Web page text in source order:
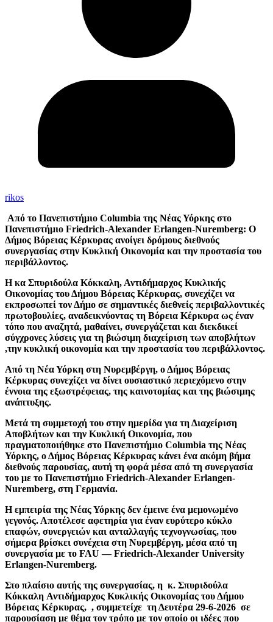
rikos
Από το Πανεπιστήμιο Columbia της Νέας Υόρκης στο
Πανεπιστήμιο Friedrich-Alexander Erlangen-Nuremberg: Ο
Δήμος Βόρειας Κέρκυρας ανοίγει δρόμους διεθνούς
συνεργασίας στην Κυκλική Οικονομία και την προστασία του
περιβάλλοντος.
Η κα Σπυριδούλα Κόκκαλη, Αντιδήμαρχος Κυκλικής
Οικονομίας του Δήμου Βόρειας Κέρκυρας, συνεχίζει να
εκπροσωπεί τον Δήμο σε σημαντικές διεθνείς περιβαλλοντικές
πρωτοβουλίες, αναδεικνύοντας τη Βόρεια Κέρκυρα ως έναν
τόπο που αναζητά, μαθαίνει, συνεργάζεται και διεκδικεί
σύγχρονες λύσεις για τη βιώσιμη διαχείριση των αποβλήτων
,την κυκλική οικονομία και την προστασία του περιβάλλοντος.
Από τη Νέα Υόρκη στη Νυρεμβέργη, ο Δήμος Βόρειας
Κέρκυρας συνεχίζει να δίνει ουσιαστικό περιεχόμενο στην
έννοια της εξωστρέφειας, της καινοτομίας και της βιώσιμης
ανάπτυξης.
Μετά τη συμμετοχή του στην ημερίδα για τη Διαχείριση
Αποβλήτων και την Κυκλική Οικονομία, που
πραγματοποιήθηκε στο Πανεπιστήμιο Columbia της Νέας
Υόρκης, ο Δήμος Βόρειας Κέρκυρας κάνει ένα ακόμη βήμα
διεθνούς παρουσίας, αυτή τη φορά μέσα από τη συνεργασία
του με το Πανεπιστήμιο Friedrich-Alexander Erlangen-
Nuremberg, στη Γερμανία.
Η εμπειρία της Νέας Υόρκης δεν έμεινε ένα μεμονωμένο
γεγονός. Αποτέλεσε αφετηρία για έναν ευρύτερο κύκλο
επαφών, συνεργειών και ανταλλαγής τεχνογνωσίας, που
σήμερα βρίσκει συνέχεια στη Νυρεμβέργη, μέσα από τη
συνεργασία με το FAU — Friedrich-Alexander University
Erlangen-Nuremberg.
Στο πλαίσιο αυτής της συνεργασίας, η κ. Σπυριδούλα
Κόκκαλη Αντιδήμαρχος Κυκλικής Οικονομίας του Δήμου
Βόρειας Κέρκυρας, , συμμετείχε τη Δευτέρα 29-6-2026 σε
παρουσίαση με θέμα τον τρόπο με τον οποίο οι ιδέες που